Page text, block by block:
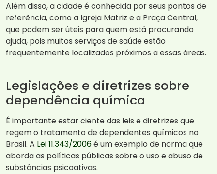
Além disso, a cidade é conhecida por seus pontos de
referência, como a Igreja Matriz e a Praça Central,
que podem ser úteis para quem está procurando
ajuda, pois muitos serviços de saúde estão
frequentemente localizados próximos a essas áreas.
Legislações e diretrizes sobre
dependência química
É importante estar ciente das leis e diretrizes que
regem o tratamento de dependentes químicos no
Brasil. A Lei 11.343/2006é um exemplo de norma que
aborda as políticas públicas sobre o uso e abuso de
substâncias psicoativas.